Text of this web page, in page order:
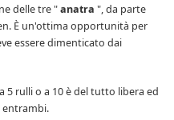
delle tre "anatra ", da parte
È un'ottima opportunità per
essere dimenticato dai
5 rulli o a 10 è del tutto libera ed
entrambi.